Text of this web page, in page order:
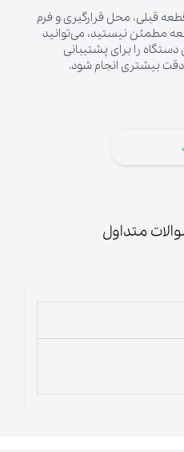
قبلی، محل قرارگیری و فرم
مطمئن نیستید، می‌توانید
را برای پشتیبانی
متداول